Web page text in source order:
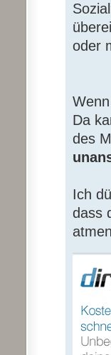
oder
Da
des
Ich
dass